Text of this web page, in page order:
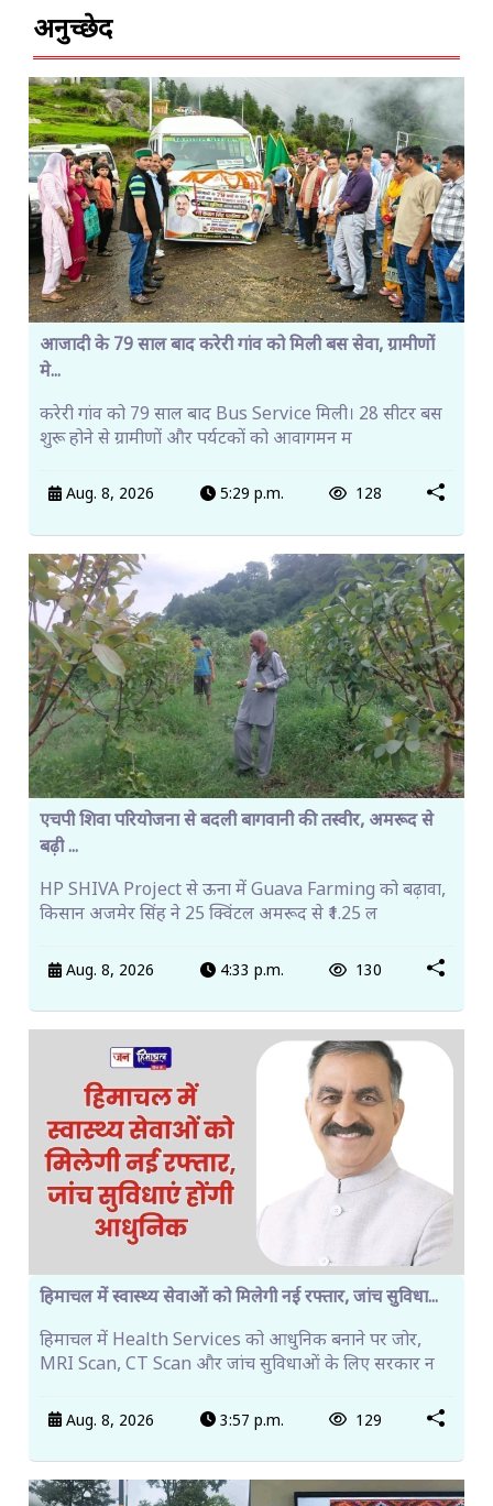
अनुच्छेद
आजादी के 79 साल बाद करेरी गांव को मिली बस सेवा, ग्रामीणों
मे...
करेरी गांव को 79 साल बाद Bus Service मिली। 28 सीटर बस
शुरू होने से ग्रामीणों और पर्यटकों को आवागमन म
Aug. 8, 2026 5:29 p.m. 128
एचपी शिवा परियोजना से बदली बागवानी की तस्वीर, अमरूद से
बढ़ी ...
HP SHIVA Project से ऊना में Guava Farming को बढ़ावा,
किसान अजमेर सिंह ने 25 क्विंटल अमरूद से ₹1.25 ल
Aug. 8, 2026 4:33 p.m. 130
हिमाचल में स्वास्थ्य सेवाओं को मिलेगी नई रफ्तार, जांच सुविधा...
हिमाचल में Health Services को आधुनिक बनाने पर जोर,
MRI Scan, CT Scan और जांच सुविधाओं के लिए सरकार न
Aug. 8, 2026 3:57 p.m. 129